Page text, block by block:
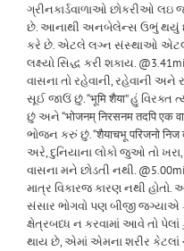
ગ્રીનકાર્ડવાળાઓ છોકરીઓ લઇ
છે. આનાથી અનબેલેન્સ ઉભું
કરે છે. એટલે લગ્ન સંસ્થાઓ
લક્ષ્યો સિદ્ધ કરી શકાય.
વાસના તો રહેવાની, રહેવાની
સૂઈ જાઉં છું. “भूमि शैया” હું
છું અને “भोजनम् निरसनम तदपि
ભોજન કરું છું. “शैयाचभू परिजनो निज देह
અરે, દુનિયાના લોકો જુઓ તો
વાસના મને છોડતી નથી.
માત્ર વિકારજ કારણ નથી
સંસાર ભોગવો પણ બીજી જગ્યાએ
ક્ષેત્રબધ્ધ ન કરવામાં આવે તો પેલાં
થાય છે, એમાં એમના શરીર